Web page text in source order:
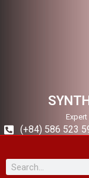
(+84) 586 523